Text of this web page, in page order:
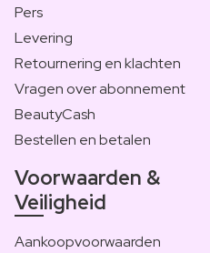
Pers
Levering
Retournering en klachten
Vragen over abonnement
BeautyCash
Bestellen en betalen
Voorwaarden &
Veiligheid
Aankoopvoorwaarden